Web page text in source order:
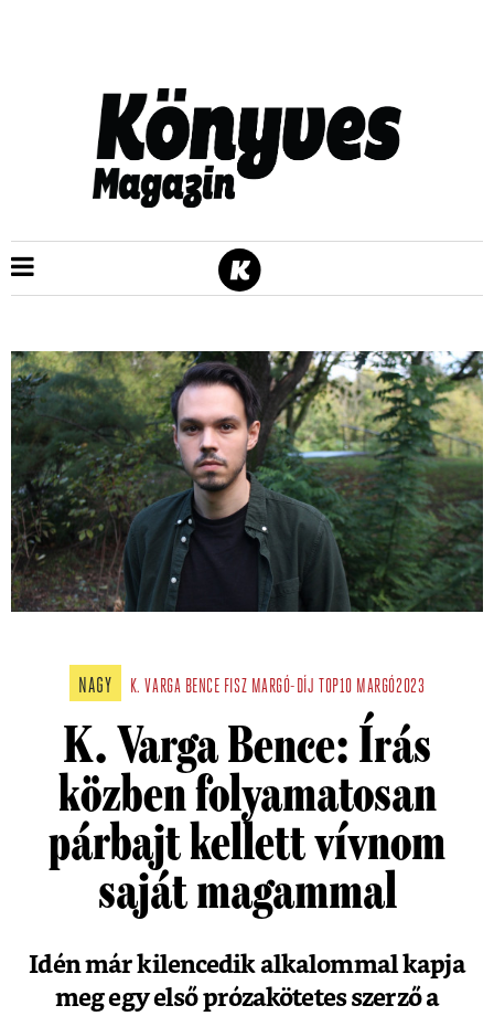
NAGY K. VARGA BENCE FISZ MARGÓ-DÍJ TOP10 MARGÓ2023
K. Varga Bence: Írás
közben folyamatosan
párbajt kellett vívnom
saját magammal
Idén már kilencedik alkalommal kapja
meg egy első prózakötetes szerző a